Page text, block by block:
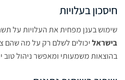
חיסכון בעלויות
שימוש בענן מפחית את העלויות על
בישראליכולים לשלם רק על מה שהם
בהוצאות משמעותי ומאפשר ניהול